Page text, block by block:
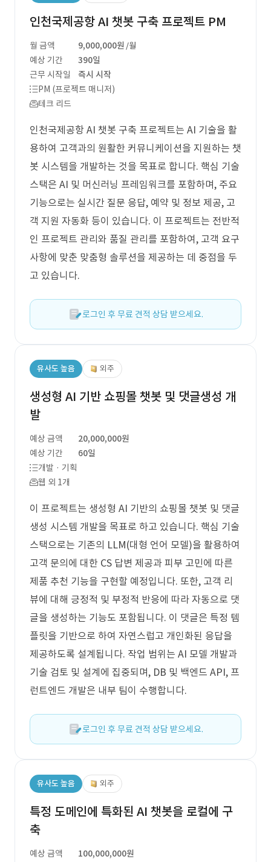
인천국제공항 AI 챗봇 구축 프로젝트 PM
월 금액 9,000,000원 /월
예상 기간
390일
근무 시작일
즉시 시작
PM (프로젝트 매니저)
테크 리드
인천국제공항 AI 챗봇 구축 프로젝트는 AI 기술을 활
용하여 고객과의 원활한 커뮤니케이션을 지원하는 챗
봇 시스템을 개발하는 것을 목표로 합니다. 핵심 기술
스택은 AI 및 머신러닝 프레임워크를 포함하며, 주요
기능으로는 실시간 질문 응답, 예약 및 정보 제공, 고
객 지원 자동화 등이 있습니다. 이 프로젝트는 전반적
인 프로젝트 관리와 품질 관리를 포함하여, 고객 요구
사항에 맞춘 맞춤형 솔루션을 제공하는 데 중점을 두
고 있습니다.
로그인 후 무료 견적 상담 받으세요.
유사도 높음 외주
생성형 AI 기반 쇼핑몰 챗봇 및 댓글생성 개
발
예상 금액
20,000,000원
예상 기간
60일
개발 · 기획
웹 외 1개
이 프로젝트는 생성형 AI 기반의 쇼핑몰 챗봇 및 댓글
생성 시스템 개발을 목표로 하고 있습니다. 핵심 기술
스택으로는 기존의 LLM(대형 언어 모델)을 활용하여
고객 문의에 대한 CS 답변 제공과 피부 고민에 따른
제품 추천 기능을 구현할 예정입니다. 또한, 고객 리
뷰에 대해 긍정적 및 부정적 반응에 따라 자동으로 댓
글을 생성하는 기능도 포함됩니다. 이 댓글은 특정 템
플릿을 기반으로 하여 자연스럽고 개인화된 응답을
제공하도록 설계됩니다. 작업 범위는 AI 모델 개발과
기술 검토 및 설계에 집중되며, DB 및 백엔드 API, 프
런트엔드 개발은 내부 팀이 수행합니다.
로그인 후 무료 견적 상담 받으세요.
유사도 높음 외주
특정 도메인에 특화된 AI 챗봇을 로컬에 구
축
예상 금액
100,000,000원